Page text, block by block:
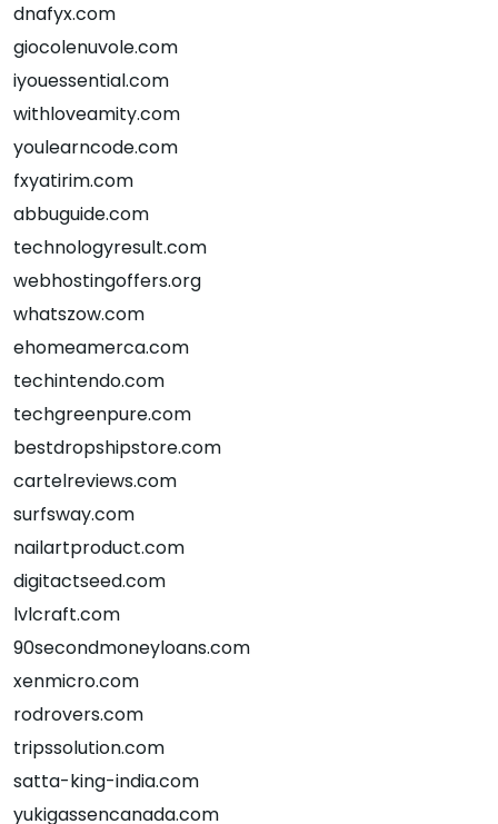
dnafyx.com
giocolenuvole.com
iyouessential.com
withloveamity.com
youlearncode.com
fxyatirim.com
abbuguide.com
technologyresult.com
webhostingoffers.org
whatszow.com
ehomeamerca.com
techintendo.com
techgreenpure.com
bestdropshipstore.com
cartelreviews.com
surfsway.com
nailartproduct.com
digitactseed.com
lvlcraft.com
90secondmoneyloans.com
xenmicro.com
rodrovers.com
tripssolution.com
satta-king-india.com
yukigassencanada.com